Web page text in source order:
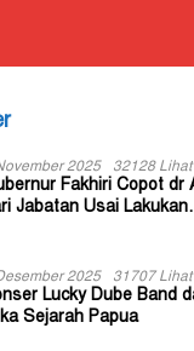
2025 32128 Lihat
Fakhiri Copot dr
Jabatan Usai Lakukan
2025 31707 Lihat
Lucky Dube Band
Sejarah Papua